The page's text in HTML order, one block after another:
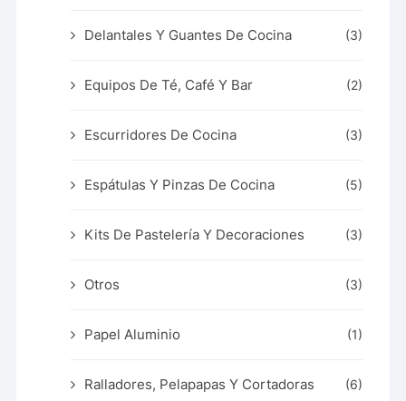
Delantales Y Guantes De Cocina (3)
Equipos De Té, Café Y Bar (2)
Escurridores De Cocina (3)
Espátulas Y Pinzas De Cocina (5)
Kits De Pastelería Y Decoraciones (3)
Otros (3)
Papel Aluminio (1)
Ralladores, Pelapapas Y Cortadoras (6)